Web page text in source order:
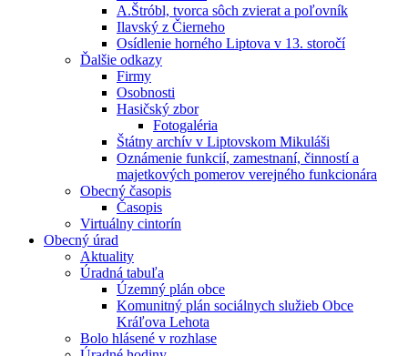
A.Štróbl, tvorca sôch zvierat a poľovník
Ilavský z Čierneho
Osídlenie horného Liptova v 13. storočí
Ďalšie odkazy
Firmy
Osobnosti
Hasičský zbor
Fotogaléria
Štátny archív v Liptovskom Mikuláši
Oznámenie funkcií, zamestnaní, činností a
majetkových pomerov verejného funkcionára
Obecný časopis
Časopis
Virtuálny cintorín
Obecný úrad
Aktuality
Úradná tabuľa
Územný plán obce
Komunitný plán sociálnych služieb Obce
Kráľova Lehota
Bolo hlásené v rozhlase